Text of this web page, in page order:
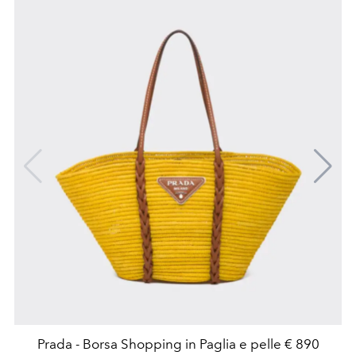
Prada - Borsa Shopping in Paglia e pelle € 890